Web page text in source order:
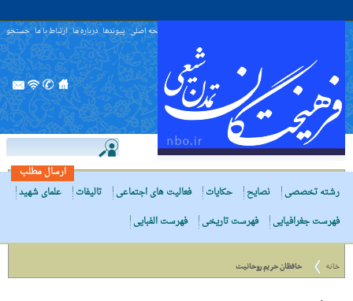
صفحه اصلی پیوندها درباره ما ارتباط با ما جستجو
ارسال مطلب
رشته تخصصی
نصایح حکایات فعالیت های اجتماعی تالیفات
علمای شهید
فهرست جغرافیایی
فهرست تاریخی فهرست الفبایی
خانه حافظان حریم روحانیت